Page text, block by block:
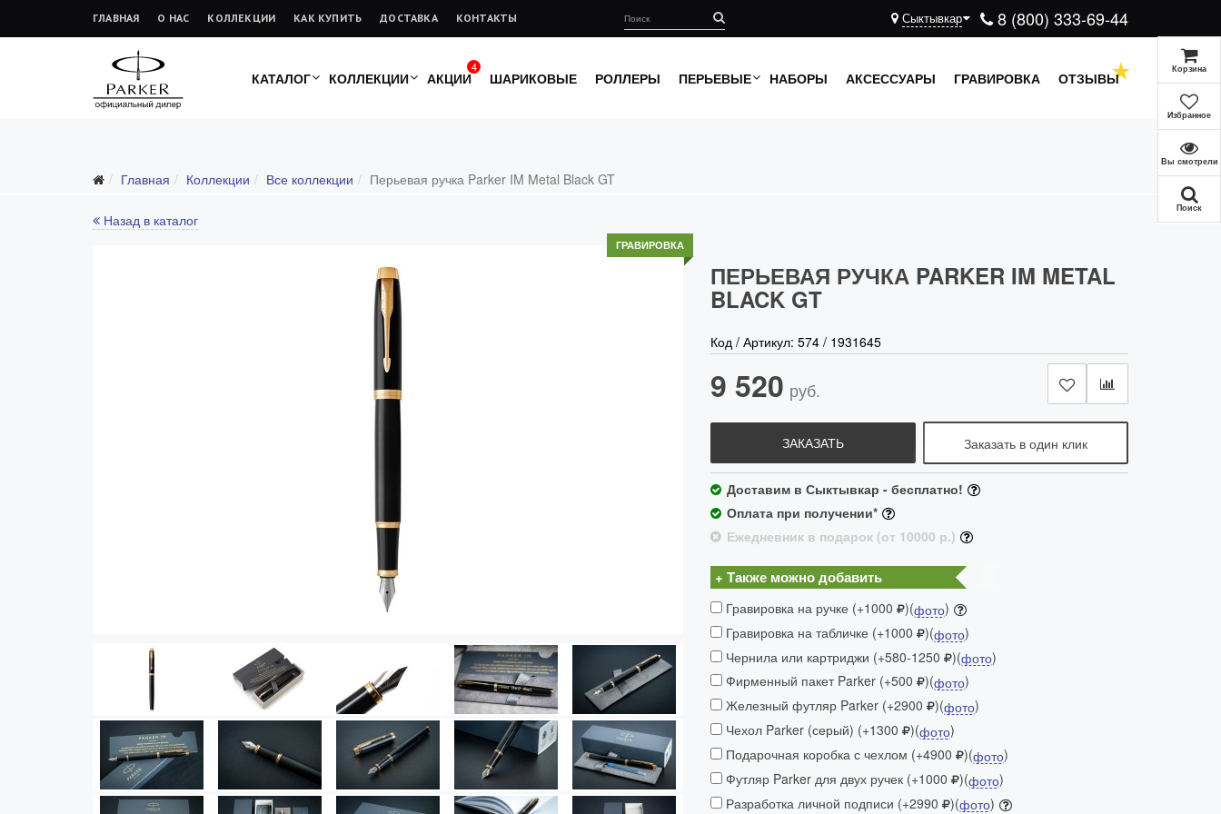
ГЛАВНАЯ О НАС КОЛЛЕКЦИИ КАК КУПИТЬ ДОСТАВКА КОНТАКТЫ 8 (800) 333-69-44
Сыктывкар
КАТАЛОГ КОЛЛЕКЦИИ
4
АКЦИИ ШАРИКОВЫЕ РОЛЛЕРЫ ПЕРЬЕВЫЕ НАБОРЫ АКСЕССУАРЫ ГРАВИРОВКА ОТЗЫВЫ
Главная Коллекции Все коллекции Перьевая ручка Parker IM Metal Black GT
Назад в каталог
ГРАВИРОВКА
ПЕРЬЕВАЯ РУЧКА PARKER IM METAL
BLACK GT
Код / Артикул: 574 / 1931645
Заказать в один клик
9 520 руб.
ЗАКАЗАТЬ
Доставим в Сыктывкар - бесплатно!
Оплата при получении*
Ежедневник в подарок (от 10000 р.)
+ Также можно добавить
Гравировка на ручке (+1000 )(фото)
Гравировка на табличке (+1000
)(фото)
Чернила или картриджи (+580-1250
)(фото)
Фирменный пакет Parker (+500
)(фото)
Железный футляр Parker (+2900
)(фото)
Чехол Parker (серый) (+1300
)(фото)
Подарочная коробка с чехлом (+4900
)(фото)
Футляр Parker для двух ручек (+1000
)(фото)
Разработка личной подписи (+2990
)(фото)
Все коллекции
Duofold (от 66'316 р.)
Корзина
Избранное
Вы смотрели
Поиск